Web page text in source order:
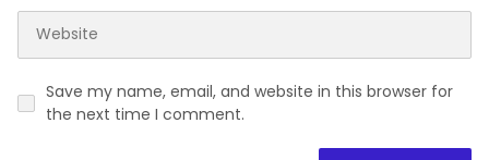
Save my name, email, and website in this browser for
the next time I comment.